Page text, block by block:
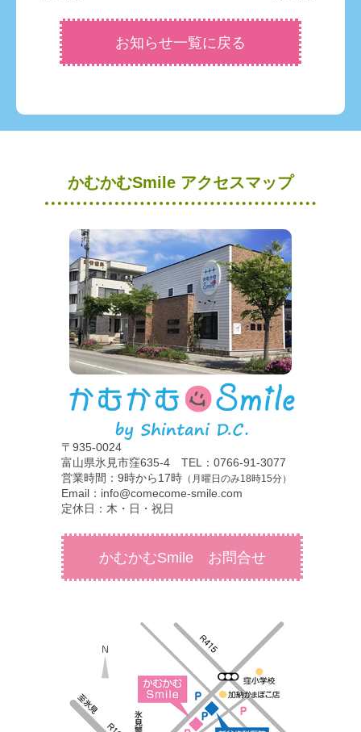
お知らせ一覧に戻る
かむかむSmile アクセスマップ
〒935-0024
富山県氷見市窪635-4 TEL：0766-91-3077
営業時間：9時から17時 （月曜日のみ18時15分）
Email：info@comecome-smile.com
定休日：木・日・祝日
かむかむSmile お問合せ